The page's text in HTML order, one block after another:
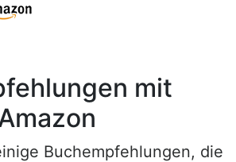
mit
Buchempfehlungen, die